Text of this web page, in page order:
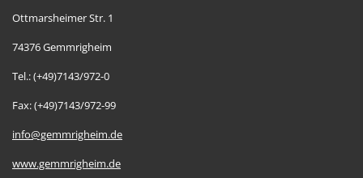
Ottmarsheimer Str. 1
74376 Gemmrigheim
Tel.: (+49)7143/972-0
Fax: (+49)7143/972-99
info@gemmrigheim.de
www.gemmrigheim.de